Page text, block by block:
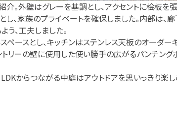
。外壁はグレーを基調とし、アクセントに桧板を
、家族のプライベートを確保しました。内部は、
、工夫しました。
ースとし、キッチンはステンレス天板のオーダ
トリーの壁に使用した使い勝手の広がるパンチン
からつながる中庭はアウトドアを思いっきり楽